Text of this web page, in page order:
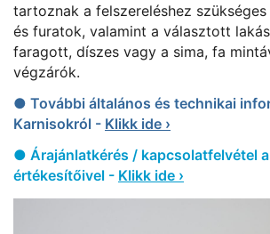
tartoznak a felszereléshez
és furatok, valamint a választott
faragott, díszes vagy a sima, fa
végzárók.
● További általános és technikai
Karnisokról - Klikk ide ›
● Árajánlatkérés / kapcsolatfelvétel
értékesítőivel - Klikk ide ›